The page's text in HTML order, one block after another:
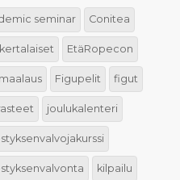
seminar Conitea
EtäRopecon
Figupelit figut
joulukalenteri
kilpailu